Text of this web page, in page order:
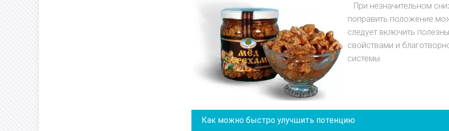
При незначительном
поправить положение
следует включить
свойствами и
системы.
Как можно быстро улучшить потенцию